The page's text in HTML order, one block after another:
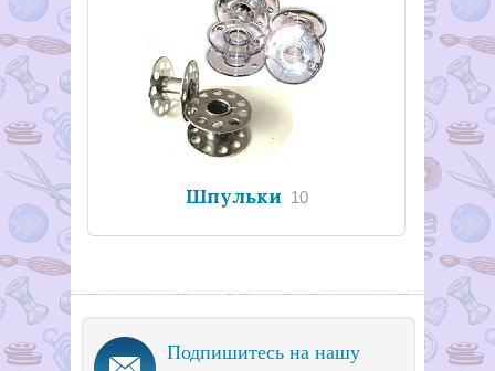
Шпульки 10
Подпишитесь на нашу